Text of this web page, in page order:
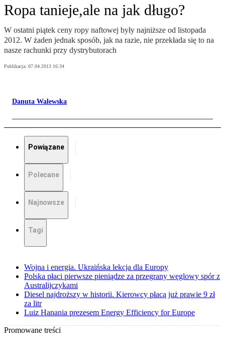
Ropa tanieje,ale na jak długo?
W ostatni piątek ceny ropy naftowej były najniższe od listopada
2012. W żaden jednak sposób, jak na razie, nie przekłada się to na
nasze rachunki przy dystrybutorach
Publikacja: 07.04.2013 16:34
Danuta Walewska
Powiązane
Polecane
Najnowsze
Tagi
Wojna i energia. Ukraińska lekcja dla Europy
Polska płaci pierwsze pieniądze za przegrany węglowy spór z
Australijczykami
Diesel najdroższy w historii. Kierowcy płacą już prawie 9 zł
za litr
Luiz Hanania prezesem Energy Efficiency for Europe
Promowane treści